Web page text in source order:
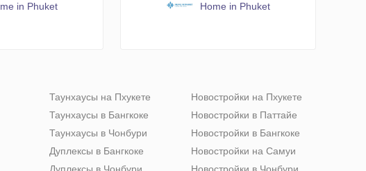
in Phuket Home in Phuket
Таунхаусы на Пхукете
Таунхаусы в Бангкоке
Таунхаусы в Чонбури
Дуплексы в Бангкоке
Новостройки на Пхукете
Новостройки в Паттайе
Новостройки в Бангкоке
Новостройки на Самуи